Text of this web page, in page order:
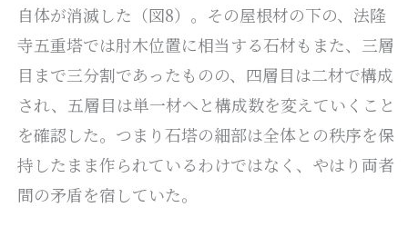
自体が消滅した（図8）。その屋根材の下の、法隆
寺五重塔では肘木位置に相当する石材もまた、三層
目まで三分割であったものの、四層目は二材で構成
され、五層目は単一材へと構成数を変えていくこと
を確認した。つまり石塔の細部は全体との秩序を保
持したまま作られているわけではなく、やはり両者
間の矛盾を宿していた。